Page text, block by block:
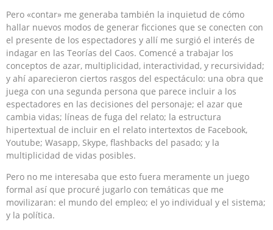
Pero «contar» me generaba también la inquietud de cómo
hallar nuevos modos de generar ficciones que se conecten con
el presente de los espectadores y allí me surgió el interés de
indagar en las Teorías del Caos. Comencé a trabajar los
conceptos de azar, multiplicidad, interactividad, y recursividad;
y ahí aparecieron ciertos rasgos del espectáculo: una obra que
juega con una segunda persona que parece incluir a los
espectadores en las decisiones del personaje; el azar que
cambia vidas; líneas de fuga del relato; la estructura
hipertextual de incluir en el relato intertextos de Facebook,
Youtube; Wasapp, Skype, flashbacks del pasado; y la
multiplicidad de vidas posibles.
Pero no me interesaba que esto fuera meramente un juego
formal así que procuré jugarlo con temáticas que me
movilizaran: el mundo del empleo; el yo individual y el sistema;
y la política.